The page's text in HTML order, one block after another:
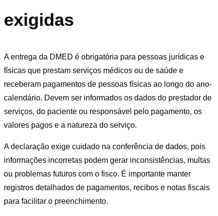
exigidas
A entrega da DMED é obrigatória para pessoas jurídicas e
físicas que prestam serviços médicos ou de saúde e
receberam pagamentos de pessoas físicas ao longo do ano-
calendário. Devem ser informados os dados do prestador de
serviços, do paciente ou responsável pelo pagamento, os
valores pagos e a natureza do serviço.
A declaração exige cuidado na conferência de dados, pois
informações incorretas podem gerar inconsistências, multas
ou problemas futuros com o fisco. É importante manter
registros detalhados de pagamentos, recibos e notas fiscais
para facilitar o preenchimento.